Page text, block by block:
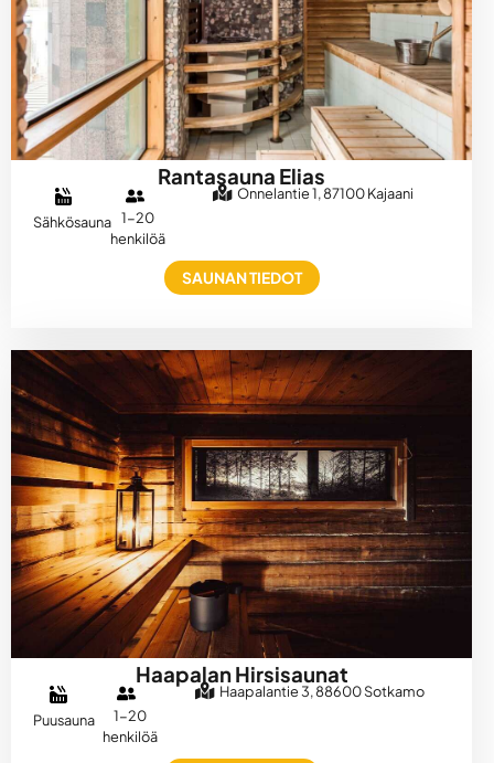
Rantasauna Elias
Sähkösauna 1-20
henkilöä
Onnelantie 1, 87100 Kajaani
SAUNAN TIEDOT
Haapalan Hirsisaunat
Puusauna
1-20
henkilöä
Haapalantie 3, 88600 Sotkamo